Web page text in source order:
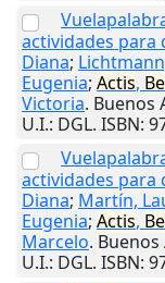
actividades
Diana;
Eugenia; Actis,
Victoria. Buenos
U.I.: DGL. ISBN:
actividades
Diana; Martín,
Eugenia; Actis,
Marcelo. Buenos
U.I.: DGL. ISBN: